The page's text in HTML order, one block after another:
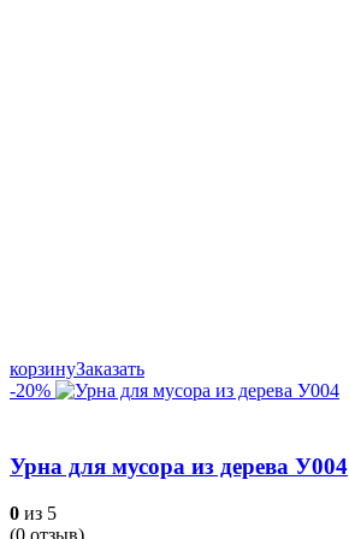
корзинуЗаказать
-20%
Урна для мусора из дерева У004
0 из 5
(0 отзыв)